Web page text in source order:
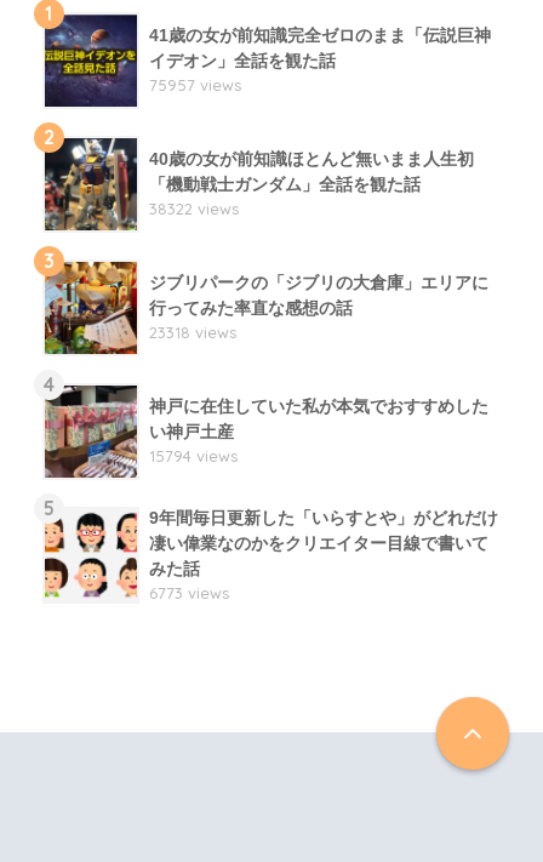
1
41歳の女が前知識完全ゼロのまま「伝説巨神
イデオン」全話を観た話
75957 views
2
40歳の女が前知識ほとんど無いまま人生初
「機動戦士ガンダム」全話を観た話
38322 views
3
ジブリパークの「ジブリの大倉庫」エリアに
行ってみた率直な感想の話
23318 views
4
神戸に在住していた私が本気でおすすめした
い神戸土産
15794 views
5
9年間毎日更新した「いらすとや」がどれだけ
凄い偉業なのかをクリエイター目線で書いて
みた話
6773 views